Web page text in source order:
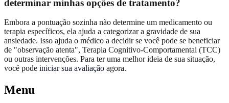
determinar minhas opções de tratamento?
Embora a pontuação sozinha não determine um medicamento ou
terapia específicos, ela ajuda a categorizar a gravidade de sua
ansiedade. Isso ajuda o médico a decidir se você pode se beneficiar
de "observação atenta", Terapia Cognitivo-Comportamental (TCC)
ou outras intervenções. Para ter uma melhor ideia de sua situação,
você pode iniciar sua avaliação agora.
Menu